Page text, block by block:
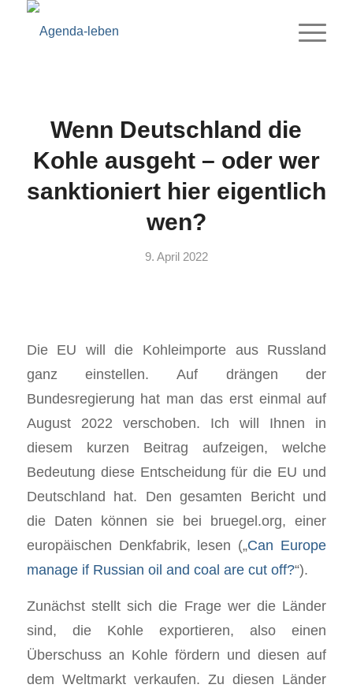
Wenn Deutschland die
Kohle ausgeht – oder wer
sanktioniert hier eigentlich
wen?
9. April 2022
Die EU will die Kohleimporte aus Russland
ganz einstellen. Auf drängen der
Bundesregierung hat man das erst einmal auf
August 2022 verschoben. Ich will Ihnen in
diesem kurzen Beitrag aufzeigen, welche
Bedeutung diese Entscheidung für die EU und
Deutschland hat. Den gesamten Bericht und
die Daten können sie bei bruegel.org, einer
europäischen Denkfabrik, lesen („Can Europe
manage if Russian oil and coal are cut off?“).
Zunächst stellt sich die Frage wer die Länder
sind, die Kohle exportieren, also einen
Überschuss an Kohle fördern und diesen auf
dem Weltmarkt verkaufen. Zu diesen Länder